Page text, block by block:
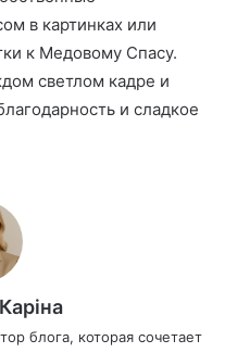
в картинках или
к Медовому Спасу.
светлом кадре и
и сладкое
блога, которая сочетает